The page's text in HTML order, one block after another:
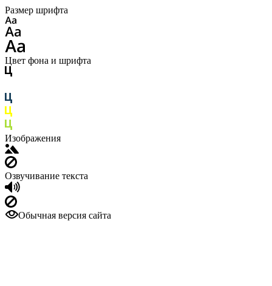
Размер шрифта
Цвет фона и шрифта
Изображения
Озвучивание текста
Обычная версия сайта